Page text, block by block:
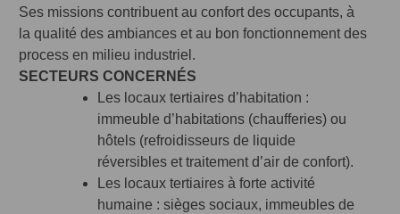
Ses missions contribuent au confort des occupants, à
la qualité des ambiances et au bon fonctionnement des
process en milieu industriel.
SECTEURS CONCERNÉS
Les locaux tertiaires d’habitation :
immeuble d’habitations (chaufferies) ou
hôtels (refroidisseurs de liquide
réversibles et traitement d’air de confort).
Les locaux tertiaires à forte activité
humaine : sièges sociaux, immeubles de